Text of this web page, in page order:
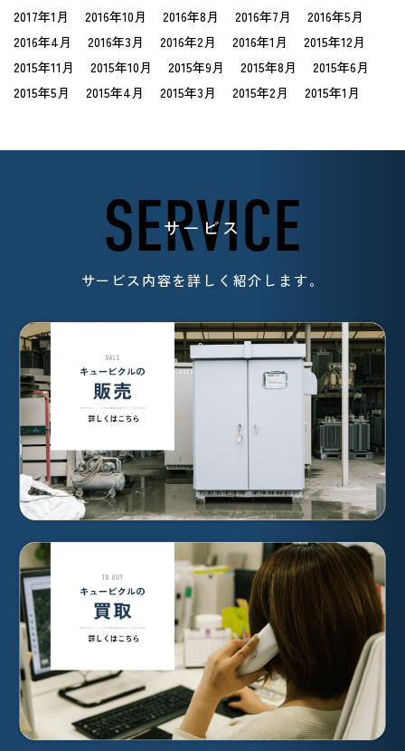
2017年1月 2016年10月 2016年8月 2016年7月
2016年5月
2016年4月
2016年3月 2016年2月 2016年1月
2015年12月
2015年11月
2015年10月 2015年9月 2015年8月
2015年6月
2015年5月
2015年4月 2015年3月 2015年2月 2015年1月
SERVICE
サービス
サービス内容を詳しく紹介します。